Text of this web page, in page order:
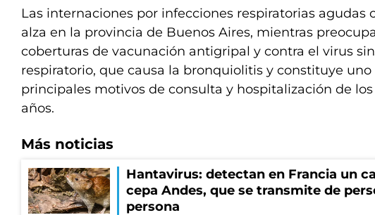
Las internaciones por infecciones respiratorias agudas
alza en la provincia de Buenos Aires, mientras
coberturas de vacunación antigripal y contra el virus
respiratorio, que causa la bronquiolitis y constituye uno
principales motivos de consulta y hospitalización de
años.
Más noticias
Hantavirus: detectan en Francia un
cepa Andes, que se transmite de
persona